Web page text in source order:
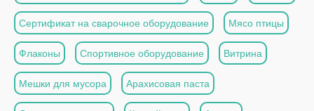
Сертификат на сварочное оборудование Мясо птицы
Флаконы Спортивное оборудование Витрина
Мешки для мусора Арахисовая паста